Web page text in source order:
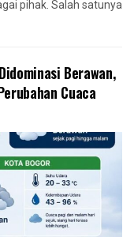
pihak. Salah satunya
Berawan,
Cuaca